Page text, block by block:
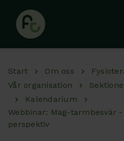
Start Om oss
Vår organisation
Kalendarium
Webbinar: Mag-tarmbesvär
perspektiv